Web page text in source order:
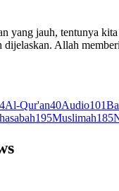
yang jauh, tentunya
dijelaskan. Allah
4Al-Qur'an40Audio101
195Muslimah185